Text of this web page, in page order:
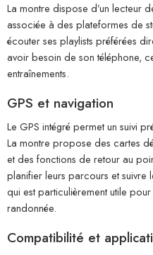
La montre dispose d’un lecteur
associée à des plateformes de
écouter ses playlists préférées
avoir besoin de son téléphone,
entraînements.
GPS et navigation
Le GPS intégré permet un suivi
La montre propose des cartes
et des fonctions de retour au
planifier leurs parcours et suivre
qui est particulièrement utile
randonnée.
Compatibilité et